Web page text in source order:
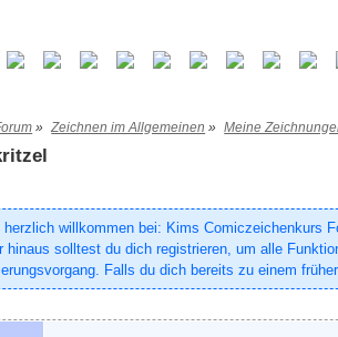
» Zeichnen im Allgemeinen » Meine
herzlich willkommen bei: Kims
hinaus solltest du dich registrieren, um alle
Falls du dich bereits zu einem